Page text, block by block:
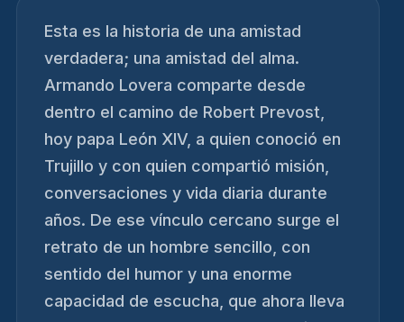
Esta es la historia de una amistad
verdadera; una amistad del alma.
Armando Lovera comparte desde
dentro el camino de Robert Prevost,
hoy papa León XIV, a quien conoció en
Trujillo y con quien compartió misión,
conversaciones y vida diaria durante
años. De ese vínculo cercano surge el
retrato de un hombre sencillo, con
sentido del humor y una enorme
capacidad de escucha, que ahora lleva